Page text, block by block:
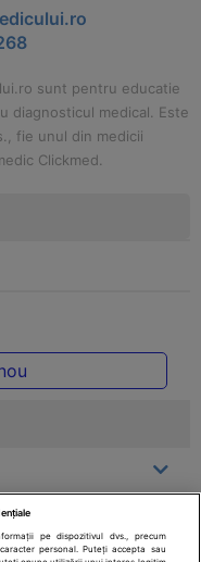
sunt pentru educatie
diagnosticul medical. Este
fie unul din medicii
Clickmed.
pe dispozitivul dvs., precum
personal. Puteți accepta sau